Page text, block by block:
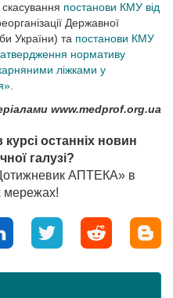
постанови КМУ від
Державної
України) та постанови КМУ
нормативу
ліжками у
www.medprof.org.ua
останніх новин
галузі?
АПТЕКА» в
мережах!